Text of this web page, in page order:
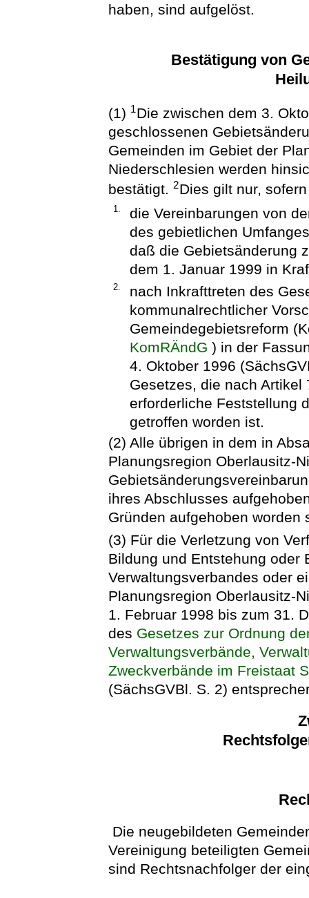
haben, sind aufgelöst.
Bestätigung von
(1) 1Die zwischen dem 3.
geschlossenen
Gemeinden im Gebiet der
Niederschlesien werden
bestätigt.2Dies gilt nur, sofern
1.
die Vereinbarungen von
des gebietlichen
daß die Gebietsänderung
dem 1. Januar 1999 in
2.
nach Inkrafttreten des
kommunalrechtlicher
Gemeindegebietsreform
KomRÄndG ) in der
4. Oktober 1996
Gesetzes, die nach
erforderliche Feststellung
getroffen worden ist.
(2) Alle übrigen in dem in
Planungsregion Oberlausitz-
ihres Abschlusses
Gründen aufgehoben worden
(3) Für die Verletzung von
Bildung und Entstehung oder
Verwaltungsverbandes oder
Planungsregion Oberlausitz-
1. Februar 1998 bis zum 31.
des Gesetzes zur Ordnung
Verwaltungsverbände,
Zweckverbände im Freistaat
(SächsGVBl. S. 2)
Die neugebildeten
Vereinigung beteiligten
sind Rechtsnachfolger der